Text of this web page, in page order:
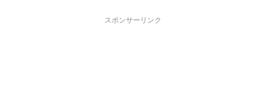
スポンサーリンク